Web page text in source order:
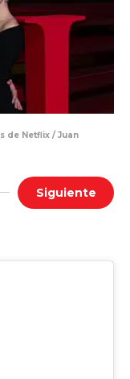
de Netflix / Juan
Siguiente